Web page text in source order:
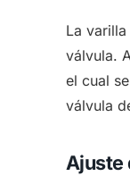
La
válvula.
el cual
válvula
Ajuste